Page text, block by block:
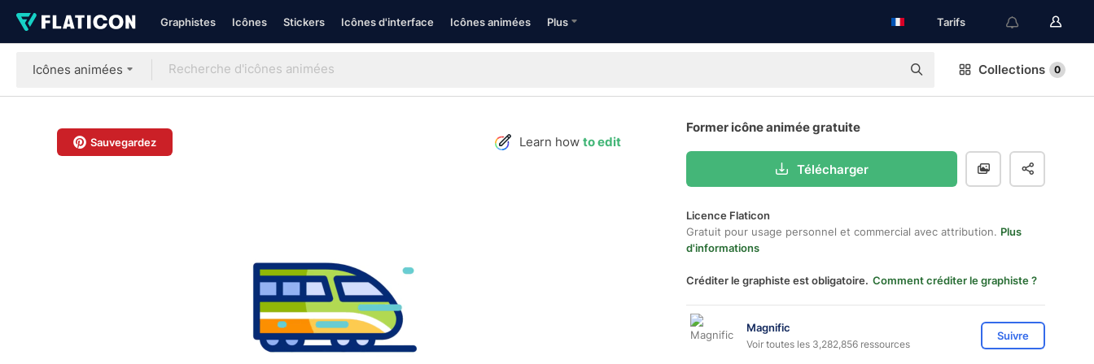
Graphistes Icônes Stickers Icônes d'interface Icônes animées Plus Tarifs
Icônes animées Collections 0
Sauvegardez Learn how to edit
Former icône animée gratuite
Télécharger
Licence Flaticon
Gratuit pour usage personnel et commercial avec attribution. Plus
d'informations
Créditer le graphiste est obligatoire. Comment créditer le graphiste ?
Magnific
Voir toutes les 3,282,856 ressources
Suivre